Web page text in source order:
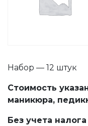
Набор — 12 штук
Стоимость
маникюра,
Без учета налога